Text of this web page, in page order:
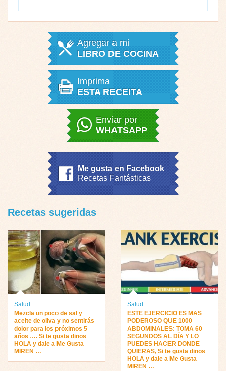
Agregar a mi
LIBRO DE COCINA
Imprima
ESTA RECEITA
Enviar por
WHATSAPP
Me gusta en Facebook
Recetas Fantásticas
Recetas sugeridas
Salud
Mezcla un poco de sal y
aceite de oliva y no sentirás
dolor para los próximos 5
años …. Si te gusta dinos
HOLA y dale a Me Gusta
MIREN …
Salud
ESTE EJERCICIO ES MAS
PODEROSO QUE 1000
ABDOMINALES: TOMA 60
SEGUNDOS AL DÍA Y LO
PUEDES HACER DONDE
QUIERAS, Si te gusta dinos
HOLA y dale a Me Gusta
MIREN …